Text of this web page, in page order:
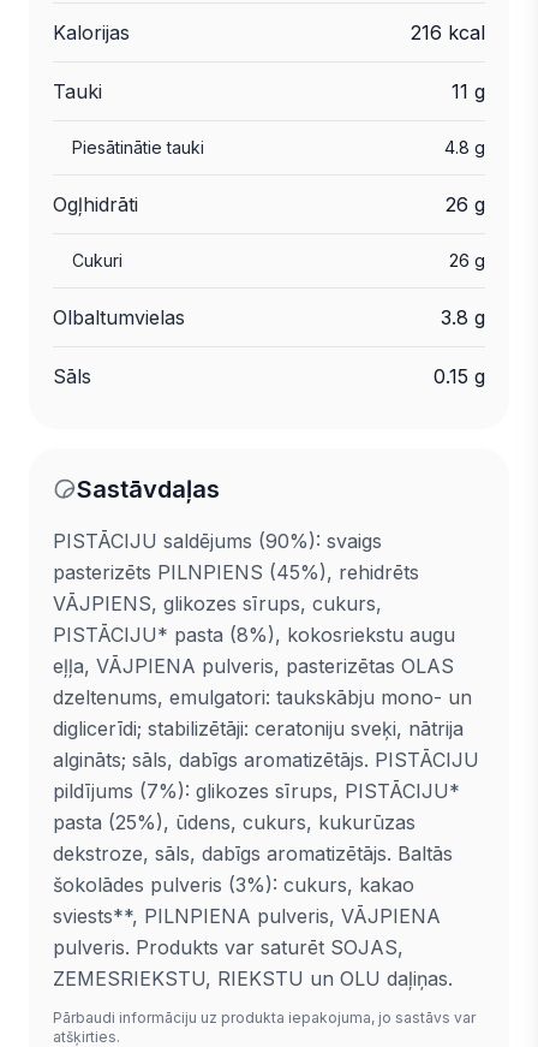
Kalorijas 216 kcal
Tauki 11 g
Piesātinātie tauki 4.8 g
Ogļhidrāti 26 g
Cukuri 26 g
Olbaltumvielas 3.8 g
Sāls 0.15 g
Sastāvdaļas
PISTĀCIJU saldējums (90%): svaigs
pasterizēts PILNPIENS (45%), rehidrēts
VĀJPIENS, glikozes sīrups, cukurs,
PISTĀCIJU* pasta (8%), kokosriekstu augu
eļļa, VĀJPIENA pulveris, pasterizētas OLAS
dzeltenums, emulgatori: taukskābju mono- un
diglicerīdi; stabilizētāji: ceratoniju sveķi, nātrija
algināts; sāls, dabīgs aromatizētājs. PISTĀCIJU
pildījums (7%): glikozes sīrups, PISTĀCIJU*
pasta (25%), ūdens, cukurs, kukurūzas
dekstroze, sāls, dabīgs aromatizētājs. Baltās
šokolādes pulveris (3%): cukurs, kakao
sviests**, PILNPIENA pulveris, VĀJPIENA
pulveris. Produkts var saturēt SOJAS,
ZEMESRIEKSTU, RIEKSTU un OLU daļiņas.
Pārbaudi informāciju uz produkta iepakojuma, jo sastāvs var
atšķirties.